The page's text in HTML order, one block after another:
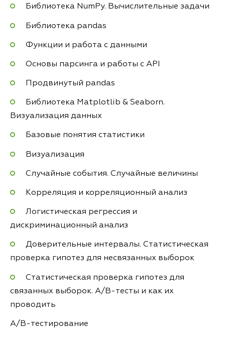
Библиотека NumPy. Вычислительные задачи
Библиотека pandas
Функции и работа с данными
Основы парсинга и работы с API
Продвинутый pandas
Библиотека Matplotlib & Seaborn.
Визуализация данных
Базовые понятия статистики
Визуализация
Случайные события. Случайные величины
Корреляция и корреляционный анализ
Логистическая регрессия и
дискриминационный анализ
Доверительные интервалы. Статистическая
проверка гипотез для несвязанных выборок
Статистическая проверка гипотез для
связанных выборок. A/B-тесты и как их
проводить
A/B-тестирование